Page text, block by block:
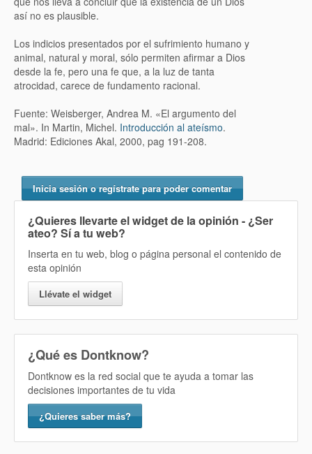
así no es plausible.
Los indicios presentados por el sufrimiento humano y
animal, natural y moral, sólo permiten afirmar a Dios
desde la fe, pero una fe que, a la luz de tanta
atrocidad, carece de fundamento racional.
Fuente: Weisberger, Andrea M. «El argumento del
mal». In Martin, Michel. Introducción al ateísmo.
Madrid: Ediciones Akal, 2000, pag 191-208.
Inicia sesión o regístrate para poder comentar
¿Quieres llevarte el widget de la opinión - ¿Ser
ateo? Sía tu web?
Inserta en tu web, blog o página personal el contenido de
esta opinión
Llévate el widget
¿Qué es Dontknow?
Dontknow es la red social que te ayuda a tomar las
decisiones importantes de tu vida
¿Quieres saber más?